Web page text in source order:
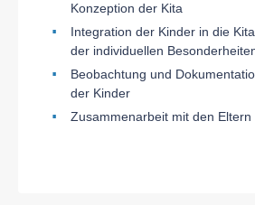
Konzeption der Kita
Integration der Kinder in die
der individuellen
Beobachtung und
der Kinder
Zusammenarbeit mit den Eltern